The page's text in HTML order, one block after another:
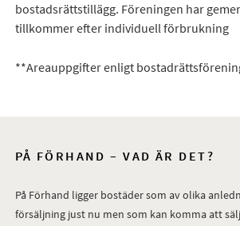
bostadsrättstillägg. Föreningen har
tillkommer efter individuell förbrukning
**Areauppgifter enligt
PÅ FÖRHAND – VAD ÄR DET?
På Förhand ligger bostäder som av olika
försäljning just nu men som kan komma att